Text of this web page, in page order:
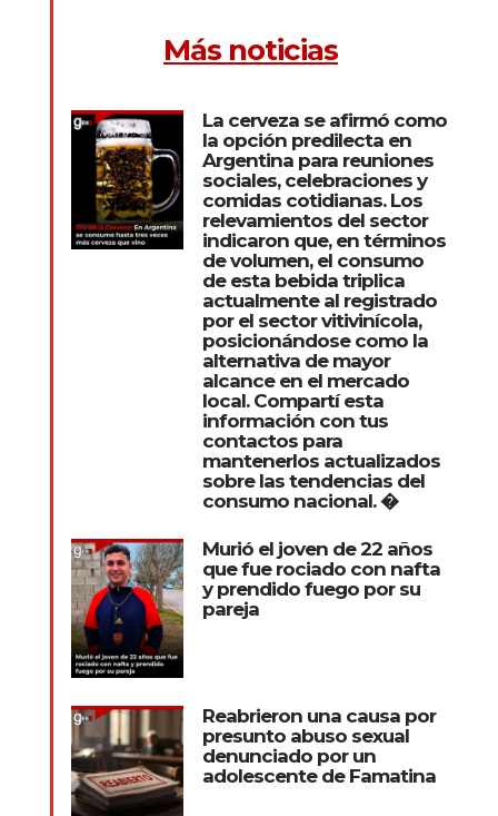
Más noticias
La cerveza se afirmó como
la opción predilecta en
Argentina para reuniones
sociales, celebraciones y
comidas cotidianas. Los
relevamientos del sector
indicaron que, en términos
de volumen, el consumo
de esta bebida triplica
actualmente al registrado
por el sector vitivinícola,
posicionándose como la
alternativa de mayor
alcance en el mercado
local. Compartí esta
información con tus
contactos para
mantenerlos actualizados
sobre las tendencias del
consumo nacional. �
Murió el joven de 22 años
que fue rociado con nafta
y prendido fuego por su
pareja
Reabrieron una causa por
presunto abuso sexual
denunciado por un
adolescente de Famatina